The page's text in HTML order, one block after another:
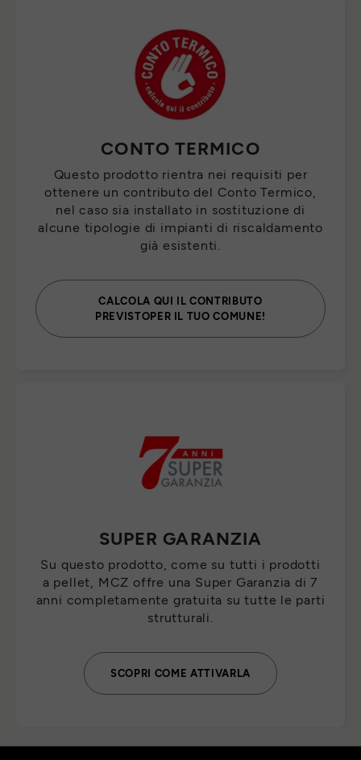
CONTO TERMICO
Questo prodotto rientra nei requisiti per
ottenere un contributo del Conto Termico,
nel caso sia installato in sostituzione di
alcune tipologie di impianti di riscaldamento
già esistenti.
CALCOLA QUI IL CONTRIBUTO
PREVISTOPER IL TUO COMUNE!
SUPER GARANZIA
Su questo prodotto, come su tutti i prodotti
a pellet, MCZ offre una Super Garanzia di 7
anni completamente gratuita su tutte le parti
strutturali.
SCOPRI COME ATTIVARLA